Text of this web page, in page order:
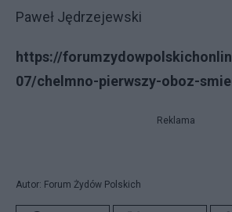
Paweł Jędrzejewski
https://
07/chelmno-pierwszy-oboz-
Reklama
Autor: Forum Żydów Polskich